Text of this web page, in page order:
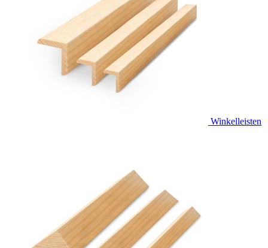
Winkelleisten